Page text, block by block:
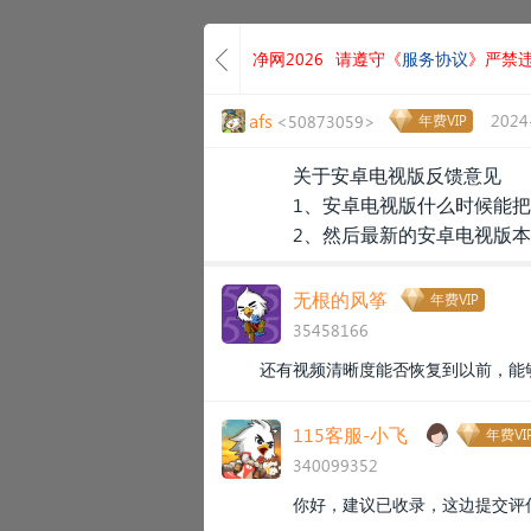
净网2026 请遵守《服务协议》严禁
afs <50873059> 年费VIP
关于安卓电视版反馈意见
1、安卓电视版什么时候能
2、然后最新的安卓电视版
无根的风筝 年费VIP
35458166
还有视频清晰度能否恢复到以前，
115客服-小飞 年费
340099352
你好，建议已收录，这边提交评